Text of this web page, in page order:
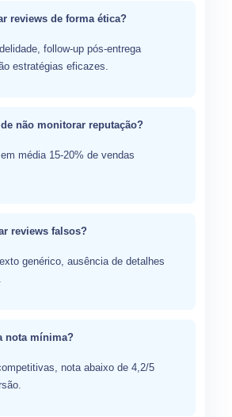
reviews de forma ética?
follow-up pós-entrega
estratégias eficazes.
não monitorar reputação?
média 15-20% de vendas
reviews falsos?
genérico, ausência de detalhes
nota mínima?
nota abaixo de 4,2/5